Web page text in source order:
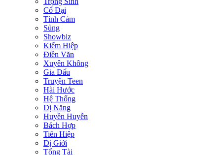
Cổ Đại
Tình Cảm
Sủng
Showbiz
Kiếm Hiệp
Điền Văn
Xuyên Không
Gia Đấu
Truyện Teen
Hài Hước
Hệ Thống
Dị Năng
Huyền Huyễn
Bách Hợp
Tiên Hiệp
Dị Giới
Tổng Tài